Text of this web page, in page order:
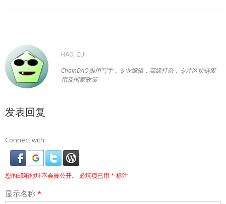
HAO, ZUI
ChainDAO御用写手，专业编辑，高级打杂，专注区块链应
用及国家政策
发表回复
Connect with:
您的邮箱地址不会被公开。 必填项已用 * 标注
显示名称 *